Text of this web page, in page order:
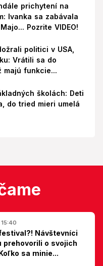
prichytení na
Ivanka sa zabávala
Pozrite VIDEO!
politici v USA,
Vrátili sa do
majú funkcie...
školách: Deti
do tried mieri umelá
Návštevníci
prehovorili o svojich
sa minie...